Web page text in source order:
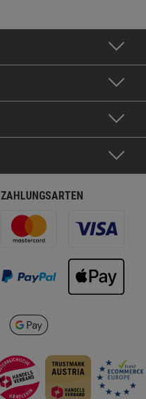
ZAHLUNGSARTEN